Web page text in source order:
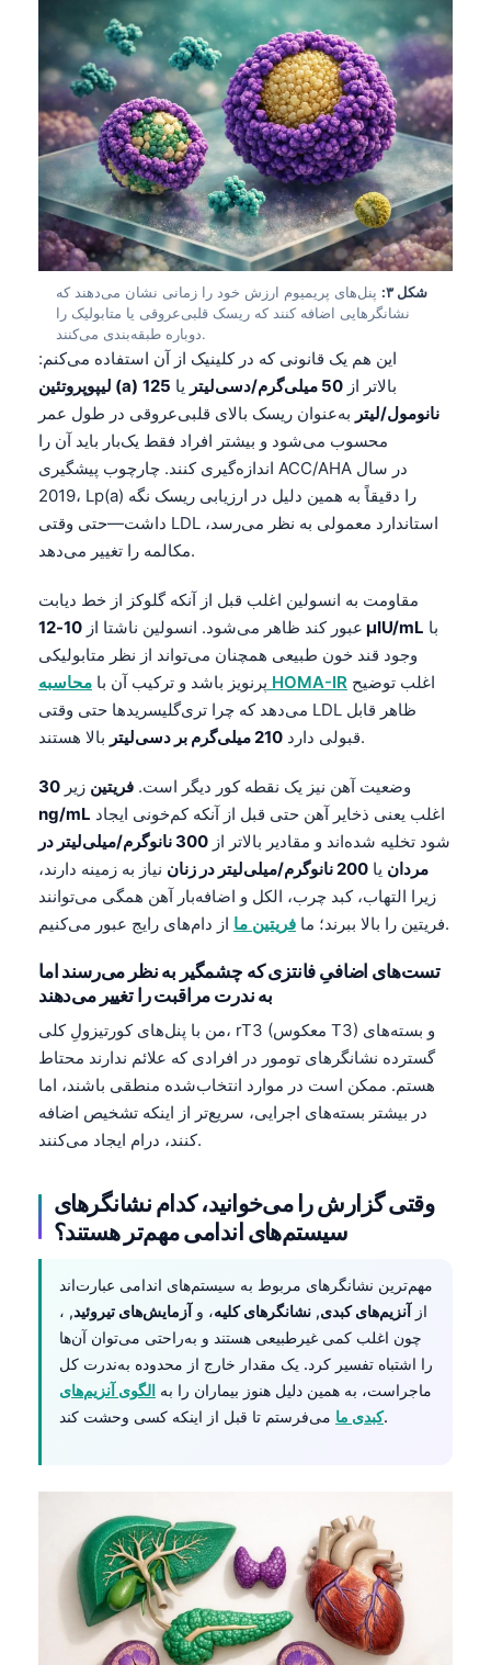
شکل ۳:
پنل‌های پریمیوم ارزش خود را زمانی نشان می‌دهند که
نشانگرهایی اضافه کنند که ریسک قلبی‌عروقی یا متابولیک را
دوباره طبقه‌بندی می‌کنند.
این هم یک قانونی که در کلینیک از آن استفاده می‌کنم:
لیپوپروتئین (a)
بالاتر از 50 میلی‌گرم/دسی‌لیتر یا 125
نانومول/لیتر به‌عنوان ریسک بالای قلبی‌عروقی در طول عمر
محسوب می‌شود و بیشتر افراد فقط یک‌بار باید آن را
اندازه‌گیری کنند. چارچوب پیشگیری ACC/AHA در سال
2019، Lp(a) را دقیقاً به همین دلیل در ارزیابی ریسک نگه
داشت—حتی وقتی LDL استاندارد معمولی به نظر می‌رسد،
مکالمه را تغییر می‌دهد.
مقاومت به انسولین اغلب قبل از آنکه گلوکز از خط دیابت
عبور کند ظاهر می‌شود. انسولین ناشتا از 10-12 μIU/mL
وجود قند خون طبیعی همچنان می‌تواند از نظر متابولیکی
پرنویز باشد و ترکیب آن با محاسبه HOMA-IR
می‌دهد که چرا تری‌گلیسریدها حتی وقتی LDL ظاهر قابل
قبولی دارد 210 میلی‌گرم بر دسی‌لیتر بالا هستند.
وضعیت آهن نیز یک نقطه کور دیگر است. فریتین زیر 30
ng/mL
شود تخلیه شده‌اند و مقادیر بالاتر از
300 نانوگرم/میلی‌لیتر در
مردان یا 200 نانوگرم/میلی‌لیتر در زنان
نیاز به زمینه دارند،
زیرا التهاب، کبد چرب، الکل و اضافه‌بار آهن همگی می‌توانند
فریتین را بالا ببرند؛ ما فریتین ما از دام‌های رایج عبور می‌کنیم.
تست‌های اضافیِ فانتزی که چشمگیر به نظر می‌رسند اما
به ندرت مراقبت را تغییر می‌دهند
من با پنل‌های کورتیزولِ کلی، rT3 (معکوس T3) و بسته‌های
گسترده نشانگرهای تومور در افرادی که علائم ندارند محتاط
هستم. ممکن است در موارد انتخاب‌شده منطقی باشند، اما
در بیشتر بسته‌های اجرایی، سریع‌تر از اینکه تشخیص اضافه
کنند، درام ایجاد می‌کنند.
وقتی گزارش را می‌خوانید، کدام نشانگرهای
سیستم‌های اندامی مهم‌تر هستند؟
مهم‌ترین نشانگرهای مربوط به سیستم‌های اندامی عبارت‌اند
از آنزیم‌های کبدی, نشانگرهای کلیه، و آزمایش‌های تیروئید, ،
چون اغلب کمی غیرطبیعی هستند و به‌راحتی می‌توان آن‌ها
را اشتباه تفسیر کرد. یک مقدار خارج از محدوده به‌ندرت کل
ماجراست، به همین دلیل هنوز بیماران را به الگوی آنزیم‌های
کبدی مامی‌فرستم تا قبل از اینکه کسی وحشت کند.